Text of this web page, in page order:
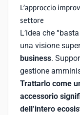
L’approccio
settore
L’idea che
una visione
business.
gestione
Trattarlo come
accessorio
dell’intero